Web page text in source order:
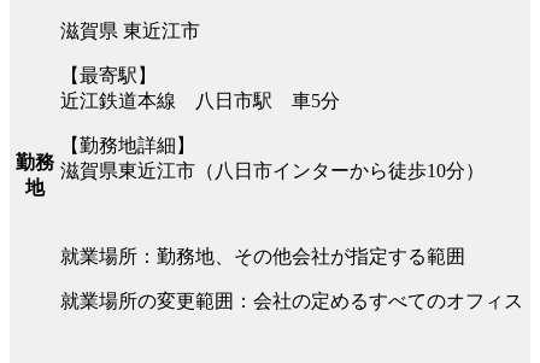
勤務
地
滋賀県 東近江市
【最寄駅】
近江鉄道本線 八日市駅 車5分
【勤務地詳細】
滋賀県東近江市（八日市インターから徒歩10分）
就業場所：勤務地、その他会社が指定する範囲
就業場所の変更範囲：会社の定めるすべてのオフィス